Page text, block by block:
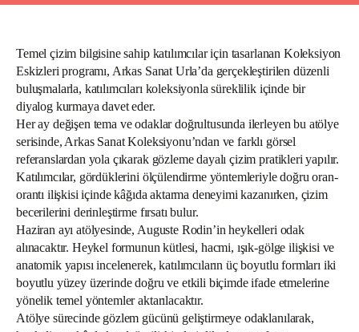
Temel çizim bilgisine sahip katılımcılar için tasarlanan Koleksiyon
Eskizleri programı, Arkas Sanat Urla’da gerçekleştirilen düzenli
buluşmalarla, katılımcıları koleksiyonla süreklilik içinde bir
diyalog kurmaya davet eder.
Her ay değişen tema ve odaklar doğrultusunda ilerleyen bu atölye
serisinde, Arkas Sanat Koleksiyonu’ndan ve farklı görsel
referanslardan yola çıkarak gözleme dayalı çizim pratikleri yapılır.
Katılımcılar, gördüklerini ölçülendirme yöntemleriyle doğru oran-
orantı ilişkisi içinde kâğıda aktarma deneyimi kazanırken, çizim
becerilerini derinleştirme fırsatı bulur.
Haziran ayı atölyesinde, Auguste Rodin’in heykelleri odak
alınacaktır. Heykel formunun kütlesi, hacmi, ışık-gölge ilişkisi ve
anatomik yapısı incelenerek, katılımcıların üç boyutlu formları iki
boyutlu yüzey üzerinde doğru ve etkili biçimde ifade etmelerine
yönelik temel yöntemler aktarılacaktır.
Atölye sürecinde gözlem gücünü geliştirmeye odaklanılarak,